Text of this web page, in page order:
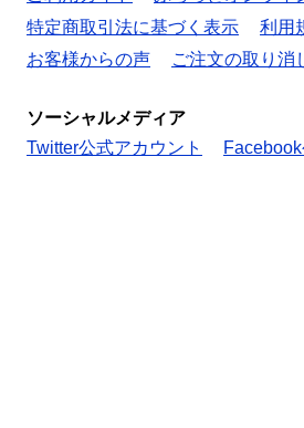
特定商取引法に基づく表示
利用
お客様からの声
ご注文の取り消
ソーシャルメディア
Twitter公式アカウント